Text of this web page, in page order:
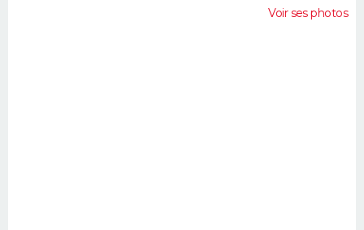
Voir ses photos